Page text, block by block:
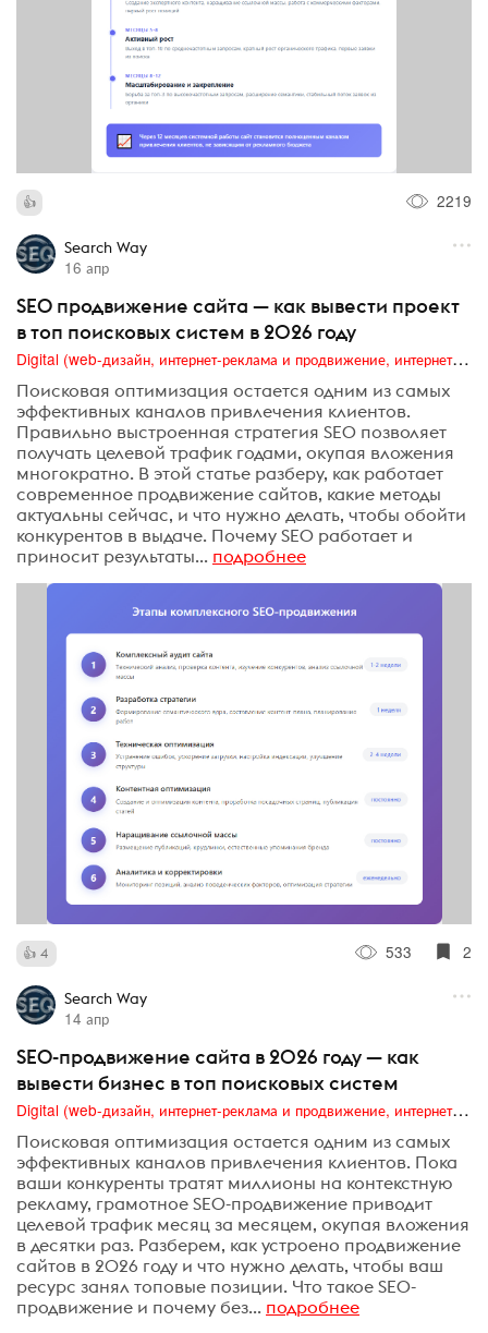
2219
Search Way
16 апр
SEO продвижение сайта — как вывести проект
в топ поисковых систем в 2026 году
Digital (web-дизайн, интернет-реклама и продвижение, интернет-сообщества и блоги, интернет-коммуникации, мобильный маркетинг, реклама на цифровых экранах)
Поисковая оптимизация остается одним из самых
эффективных каналов привлечения клиентов.
Правильно выстроенная стратегия SEO позволяет
получать целевой трафик годами, окупая вложения
многократно. В этой статье разберу, как работает
современное продвижение сайтов, какие методы
актуальны сейчас, и что нужно делать, чтобы обойти
конкурентов в выдаче. Почему SEO работает и
приносит результаты... подробнее
4 533 2
Search Way
14 апр
SEO-продвижение сайта в 2026 году — как
вывести бизнес в топ поисковых систем
Digital (web-дизайн, интернет-реклама и продвижение, интернет-сообщества и блоги, интернет-коммуникации, мобильный маркетинг, реклама на цифровых экранах)
Поисковая оптимизация остается одним из самых
эффективных каналов привлечения клиентов. Пока
ваши конкуренты тратят миллионы на контекстную
рекламу, грамотное SEO-продвижение приводит
целевой трафик месяц за месяцем, окупая вложения
в десятки раз. Разберем, как устроено продвижение
сайтов в 2026 году и что нужно делать, чтобы ваш
ресурс занял топовые позиции. Что такое SEO-
продвижение и почему без... подробнее